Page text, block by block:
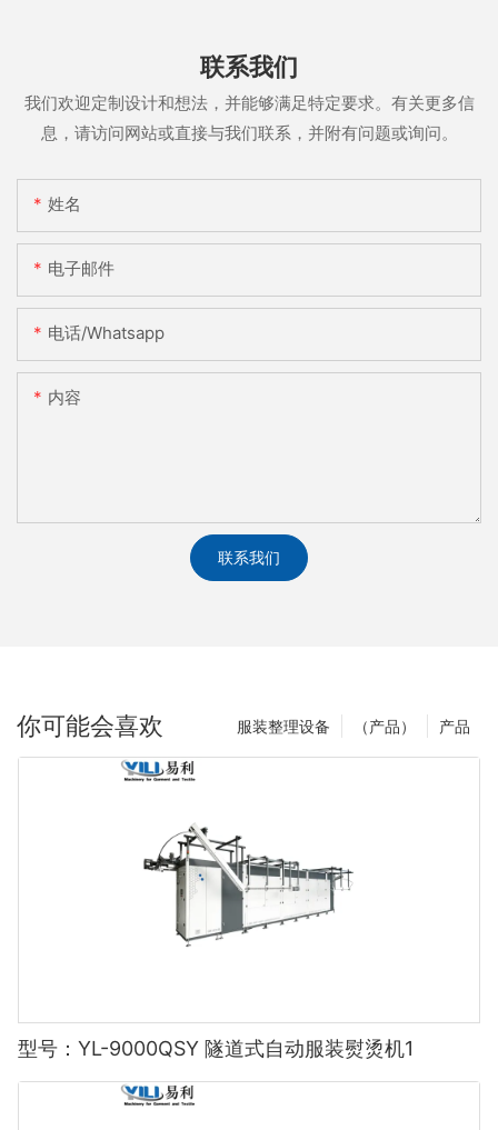
联系我们
我们欢迎定制设计和想法，并能够满足特定要求。有关更多信
息，请访问网站或直接与我们联系，并附有问题或询问。
姓名
电子邮件
电话/whatsapp
内容
联系我们
你可能会喜欢 产品
（产品）
服装整理设备
型号：YL-9000QSY 隧道式自动服装熨烫机1